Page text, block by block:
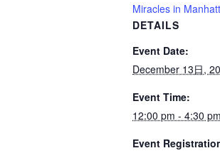
Miracles in
DETAILS
Event Date:
December 13日,
Event Time:
12:00 pm - 4:30 pm
Event